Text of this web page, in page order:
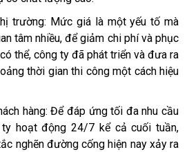
trường: Mức giá là một yếu tố mà
tâm nhiều, để giảm chi phí và phục
thể, công ty đã phát triển và đưa ra
thời gian thi công một cách hiệu
hàng: Để đáp ứng tối đa nhu cầu
ty hoạt động 24/7 kể cả cuối tuần,
nghẽn đường cống hiện nay xảy ra